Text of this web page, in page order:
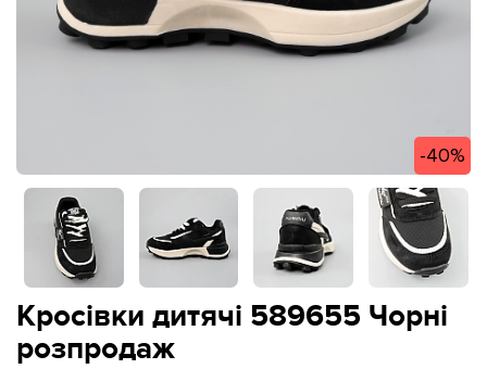
-40%
Кросівки дитячі 589655 Чорні
розпродаж